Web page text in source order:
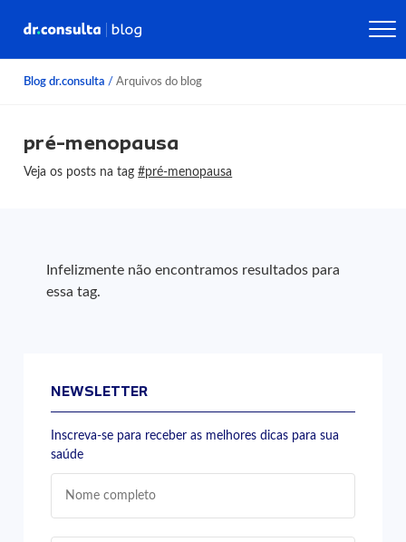
Blog dr.consulta / Arquivos do blog
pré-menopausa
Veja os posts na tag#pré-menopausa
Infelizmente não encontramos resultados para
essa tag.
NEWSLETTER
Inscreva-se para receber as melhores dicas para sua
saúde